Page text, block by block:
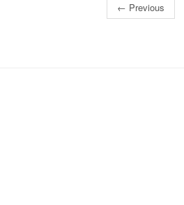
← Previous